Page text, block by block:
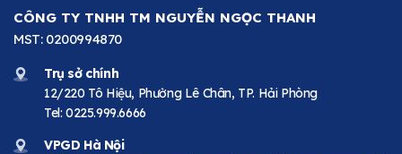
CÔNG TY TNHH TM NGUYỄN NGỌC THANH
MST: 0200994870
Trụ sở chính
12/220 Tô Hiệu, Phường Lê Chân, TP. Hải Phòng
Tel: 0225.999.6666
VPGD Hà Nội